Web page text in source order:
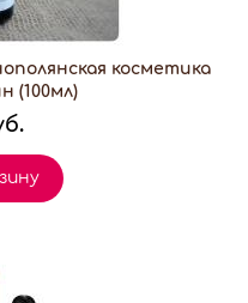
косметика
(100мл)